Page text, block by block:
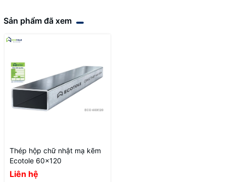
Sản phẩm đã xem
Thép hộp chữ nhật mạ kẽm
Ecotole 60x120
Liên hệ